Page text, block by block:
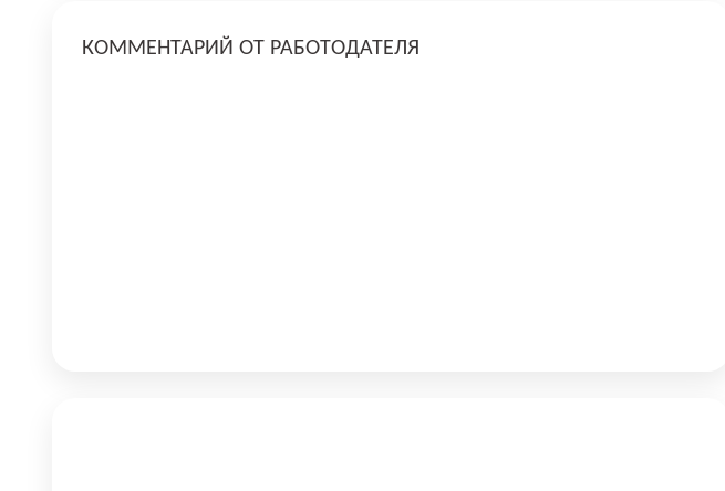
КОММЕНТАРИЙ ОТ РАБОТОДАТЕЛЯ